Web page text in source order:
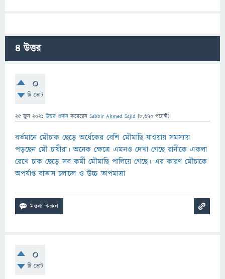
4উত্তর
0
টি ভোট
25 জুন 2021 উত্তর প্রদান করেছেন Sabbir Ahmed Sajid (8,670 পয়েন্ট)
বর্তমানে মৌচাক ছেড়ে অর্ধেকের বেশি মৌমাছি যাওয়ায় সমস্যায়
পড়ছেন মৌ চাষীরা। অনেক ক্ষেত্রে এমনও দেখা গেছে রানীকে একলা
রেখে চাক ছেড়ে সব কর্মী মৌমাছি পালিয়ে গেছে। এর কারণ মৌচাকে
অপর্যাপ্ত বাতাস চলাচল ও উচ্চ তাপমাত্রা
0
টি ভোট